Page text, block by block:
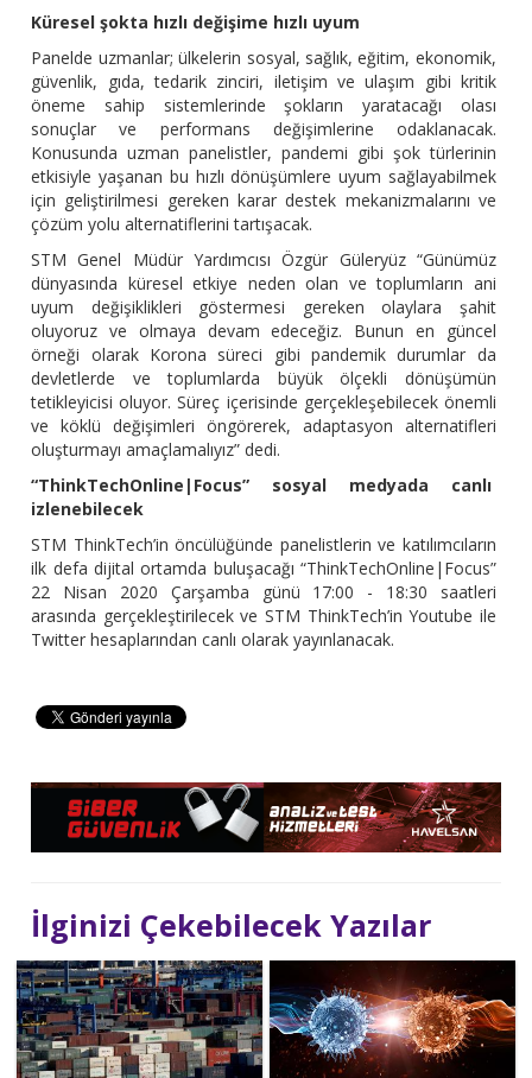
Küresel şokta hızlı değişime hızlı uyum
Panelde uzmanlar; ülkelerin sosyal, sağlık, eğitim, ekonomik,
güvenlik, gıda, tedarik zinciri, iletişim ve ulaşım gibi kritik
öneme sahip sistemlerinde şokların yaratacağı olası
sonuçlar ve performans değişimlerine odaklanacak.
Konusunda uzman panelistler, pandemi gibi şok türlerinin
etkisiyle yaşanan bu hızlı dönüşümlere uyum sağlayabilmek
için geliştirilmesi gereken karar destek mekanizmalarını ve
çözüm yolu alternatiflerini tartışacak.
STM Genel Müdür Yardımcısı Özgür Güleryüz “Günümüz
dünyasında küresel etkiye neden olan ve toplumların ani
uyum değişiklikleri göstermesi gereken olaylara şahit
oluyoruz ve olmaya devam edeceğiz. Bunun en güncel
örneği olarak Korona süreci gibi pandemik durumlar da
devletlerde ve toplumlarda büyük ölçekli dönüşümün
tetikleyicisi oluyor. Süreç içerisinde gerçekleşebilecek önemli
ve köklü değişimleri öngörerek, adaptasyon alternatifleri
oluşturmayı amaçlamalıyız” dedi.
“ThinkTechOnline|Focus” sosyal medyada canlı
izlenebilecek
STM ThinkTech’in öncülüğünde panelistlerin ve katılımcıların
ilk defa dijital ortamda buluşacağı “ThinkTechOnline|Focus”
22 Nisan 2020 Çarşamba günü 17:00 - 18:30 saatleri
arasında gerçekleştirilecek ve STM ThinkTech’in Youtube ile
Twitter hesaplarından canlı olarak yayınlanacak.
İlginizi Çekebilecek Yazılar